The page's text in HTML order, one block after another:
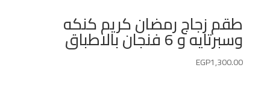
طقم زجاج رمضان كريم كنكه
وسبرتايه و 6 فنجان بالاطباق
EGP1,300.00